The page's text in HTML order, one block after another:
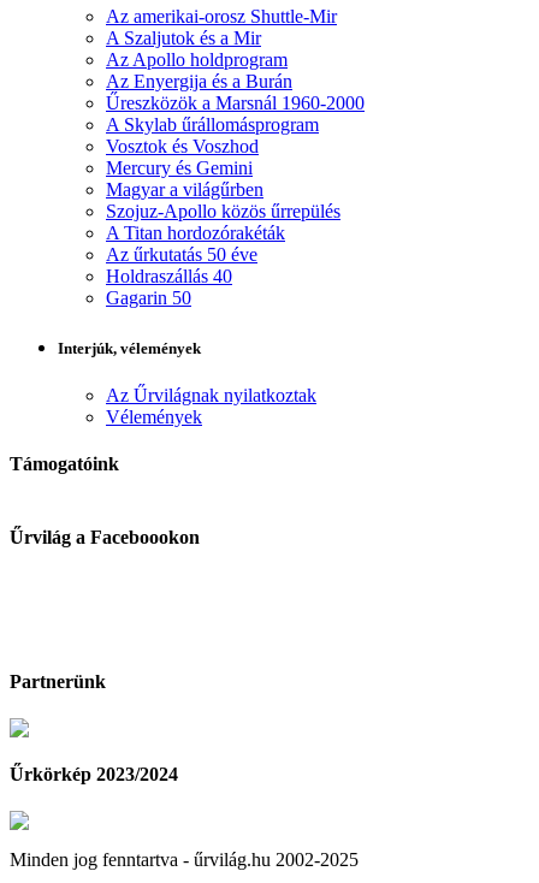
Az amerikai-orosz Shuttle-Mir
A Szaljutok és a Mir
Az Apollo holdprogram
Az Enyergija és a Burán
Űreszközök a Marsnál 1960-2000
A Skylab űrállomásprogram
Vosztok és Voszhod
Mercury és Gemini
Magyar a világűrben
Szojuz-Apollo közös űrrepülés
A Titan hordozórakéták
Az űrkutatás 50 éve
Holdraszállás 40
Gagarin 50
Interjúk, vélemények
Az Űrvilágnak nyilatkoztak
Vélemények
Támogatóink
Űrvilág a Faceboookon
Partnerünk
Űrkörkép 2023/2024
Minden jog fenntartva - űrvilág.hu 2002-2025